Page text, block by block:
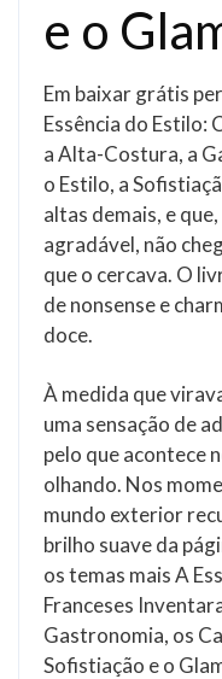
e o
Em baixar grátis
Essência do Estilo:
a Alta-Costura, a
o Estilo, a
altas demais, e
agradável, não
que o cercava. O
de nonsense e
doce.
À medida que
uma sensação de
pelo que acontece
olhando. Nos
mundo exterior
brilho suave da
os temas mais A
Franceses
Gastronomia, os
Sofistiação e o